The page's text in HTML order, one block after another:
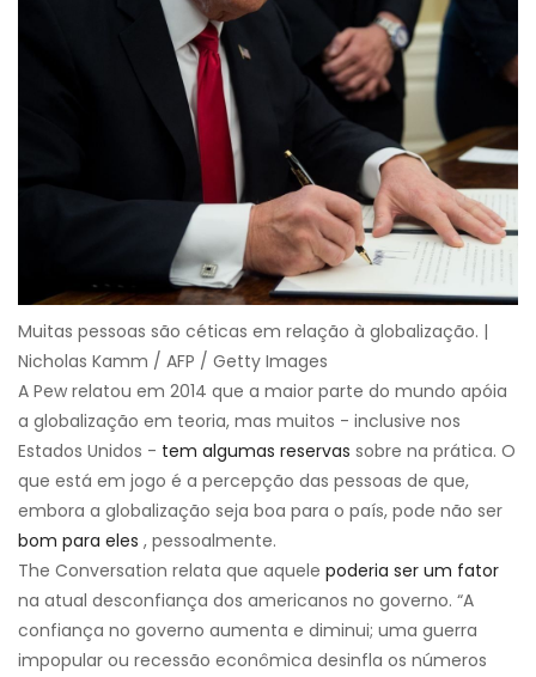
Muitas pessoas são céticas em relação à globalização. |
Nicholas Kamm / AFP / Getty Images
A Pew relatou em 2014 que a maior parte do mundo apóia
a globalização em teoria, mas muitos - inclusive nos
Estados Unidos - tem algumas reservas sobre na prática. O
que está em jogo é a percepção das pessoas de que,
embora a globalização seja boa para o país, pode não ser
bom para eles , pessoalmente.
The Conversation relata que aquele poderia ser um fator
na atual desconfiança dos americanos no governo. “A
confiança no governo aumenta e diminui; uma guerra
impopular ou recessão econômica desinfla os números